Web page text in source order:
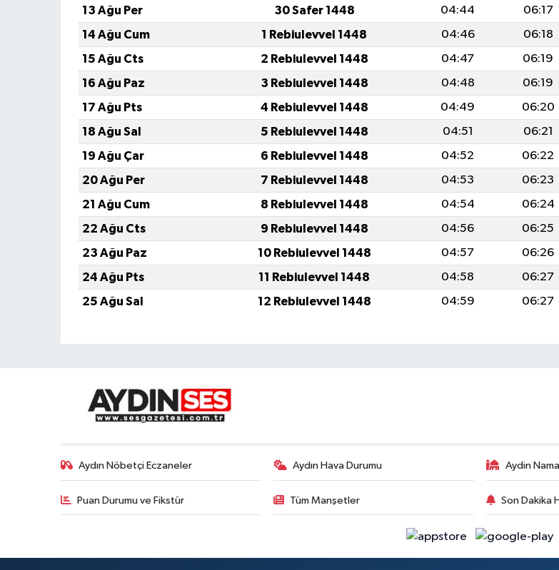
13 Ağu Per
30 Safer 1448 04:44 06:17
14 Ağu Cum
1 Rebiulevvel 1448 04:46 06:18
15 Ağu Cts
2 Rebiulevvel 1448 04:47 06:19
16 Ağu Paz
3 Rebiulevvel 1448 04:48 06:19
17 Ağu Pts
4 Rebiulevvel 1448 04:49 06:20
18 Ağu Sal
5 Rebiulevvel 1448 04:51 06:21
19 Ağu Çar
6 Rebiulevvel 1448 04:52 06:22
20 Ağu Per
7 Rebiulevvel 1448 04:53 06:23
21 Ağu Cum
8 Rebiulevvel 1448 04:54 06:24
22 Ağu Cts
9 Rebiulevvel 1448 04:56 06:25
23 Ağu Paz
10 Rebiulevvel 1448 04:57 06:26
24 Ağu Pts
11 Rebiulevvel 1448 04:58 06:27
25 Ağu Sal
12 Rebiulevvel 1448 04:59 06:27
Aydın Nöbetçi Eczaneler Aydın Hava Durumu Aydin
Puan Durumu ve Fikstür Tüm Manşetler Son Dakika